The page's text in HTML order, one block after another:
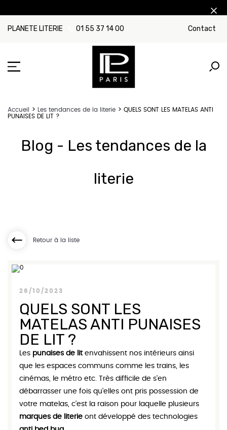
PLANETE LITERIE 01 55 37 14 00 Contact
Accueil Les tendances de la literie
QUELS SONT LES MATELAS ANTI
PUNAISES DE LIT ?
Blog - Les tendances de la
literie
Retour à la liste
26/10/2023
QUELS SONT LES
MATELAS ANTI PUNAISES
DE LIT ?
Les punaises de litenvahissent nos intérieurs ainsi
que les espaces communs comme les trains, les
cinémas, le métro etc. Très difficile de s’en
débarrasser une fois qu’elles ont pris possession de
votre matelas, c’est la raison pour laquelle plusieurs
marques de literie ont développé des technologies